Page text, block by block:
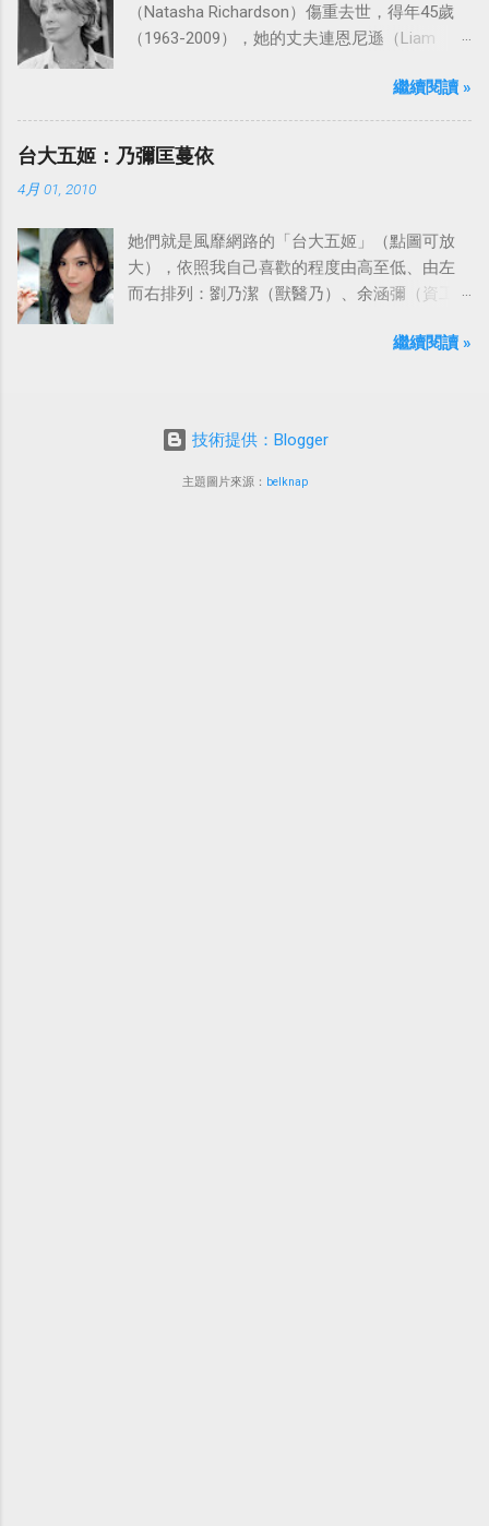
（Natasha Richardson）傷重去世，得年45歲
（1963-2009），她的丈夫連恩尼遜（Liam
到傷心，希望外界給他們空間撫平傷痛。繼續閱讀 »
台大五姬：乃彌匡蔓依
4月 01, 2010
她們就是風靡網路的「台大五姬」（點圖可放
大），依照我自己喜歡的程度由高至低、由左
而右排列：劉乃潔（獸醫乃）、余涵彌（資工
蔓）、吳依潔（戲劇依）；這五位正妹透過網
繼續閱讀 »
技術提供：Blogger
主題圖片來源： belknap